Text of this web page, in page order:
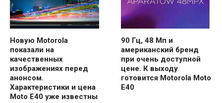
Новую Motorola
показали на
качественных
изображениях перед
анонсом.
Характеристики и цена
Moto E40 уже известны
90 Гц, 48 Мп и
американский бренд
при очень доступной
цене. К выходу
готовится Motorola Moto
E40